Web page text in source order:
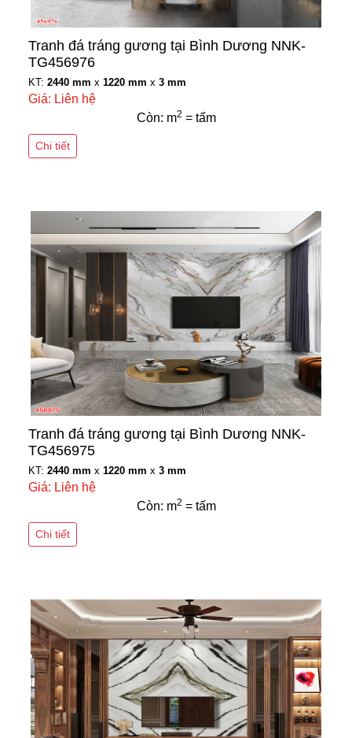
Tranh đá tráng gương tại Bình Dương NNK-
TG456976
KT: 2440 mm x 1220 mm x 3 mm
Giá: Liên hệ
Còn: m2 = tấm
Chi tiết
Tranh đá tráng gương tại Bình Dương NNK-
TG456975
KT: 2440 mm x 1220 mm x 3 mm
Giá: Liên hệ
Còn: m2 = tấm
Chi tiết